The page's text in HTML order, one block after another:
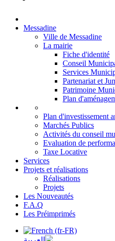
Messadine
Ville de Messadine
La mairie
Fiche d'identité
Conseil
Services
Partenariat et
Patrimoine
Plan
Plan d'investissement
Marchés Publics
Activités du conseil
Evaluation de
Taxe Locative
Services
Projets et réalisations
Réalisations
Projets
Les Nouveautés
F.A.Q
Les Préimprimés